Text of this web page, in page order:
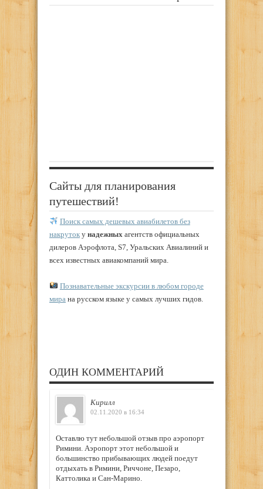
Сайты для планирования
путешествий!
Поиск самых дешевых авиабилетов без
накруток у надежных агентств официальных
дилеров Аэрофлота, S7, Уральских Авиалиний и
всех известных авиакомпаний мира.
Познавательные экскурсии в любом городе
мира на русском языке у самых лучших гидов.
ОДИН КОММЕНТАРИЙ
Кирилл
02.11.2020 в 16:34
Оставлю тут небольшой отзыв про аэропорт
Римини. Аэропорт этот небольшой и
большинство прибывающих людей поедут
отдыхать в Римини, Риччоне, Пезаро,
Каттолика и Сан-Марино.